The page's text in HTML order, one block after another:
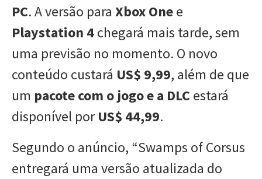
PC. A versão para Xbox Onee
Playstation 4chegará mais tarde, sem
uma previsão no momento. O novo
conteúdo custará US$ 9,99, além de que
um pacote com o jogo e a DLC estará
disponível porUS$ 44,99.
Segundo o anúncio, “Swamps of Corsus
entregará uma versão atualizada do